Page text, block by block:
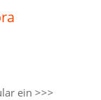
ein >>>